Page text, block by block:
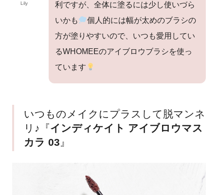
Lily
利ですが、全体に塗るには少し使いづら
いかも
個人的には幅が太めのブラシの
方が塗りやすいので、いつも愛用してい
るWHOMEEのアイブロウブラシを使っ
ています
いつものメイクにプラスして脱マンネ
リ♪『インディケイト アイブロウマス
カラ 03 』